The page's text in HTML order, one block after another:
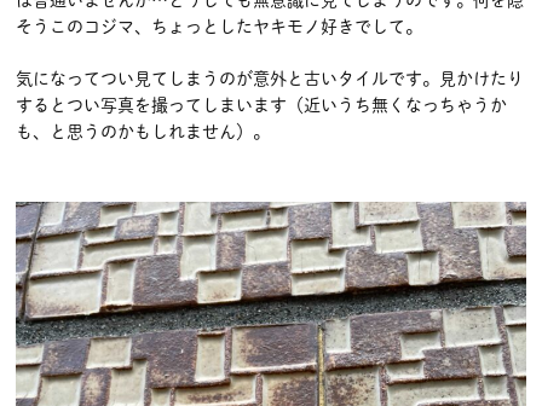
そうこのコジマ、ちょっとしたヤキモノ好きでして。
気になってつい見てしまうのが意外と古いタイルです。見かけたり
するとつい写真を撮ってしまいます（近いうち無くなっちゃうか
も、と思うのかもしれません）。